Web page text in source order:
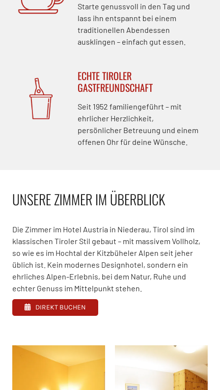
Starte genussvoll in den Tag und
lass ihn entspannt bei einem
traditionellen Abendessen
ausklingen – einfach gut essen.
ECHTE TIROLER
GASTFREUNDSCHAFT
Seit 1952 familiengeführt – mit
ehrlicher Herzlichkeit,
persönlicher Betreuung und einem
offenen Ohr für deine Wünsche.
UNSERE ZIMMER IM ÜBERBLICK
Die Zimmer im Hotel Austria in Niederau, Tirol sind im
klassischen Tiroler Stil gebaut – mit massivem Vollholz,
so wie es im Hochtal der Kitzbüheler Alpen seit jeher
üblich ist. Kein modernes Designhotel, sondern ein
ehrliches Alpen-Erlebnis, bei dem Natur, Ruhe und
echter Genuss im Mittelpunkt stehen.
DIREKT BUCHEN